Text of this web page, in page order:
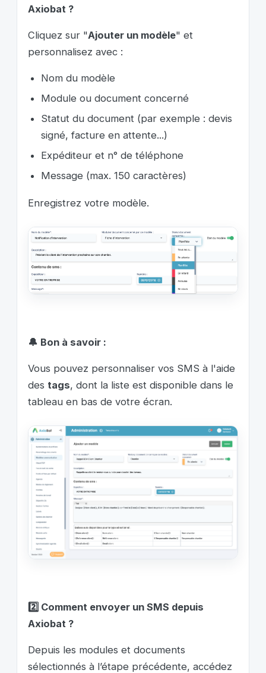
Axiobat ?
Cliquez sur "Ajouter un modèle" et
personnalisez avec :
Nom du modèle
Module ou document concerné
Statut du document (par exemple : devis
signé, facture en attente...)
Expéditeur et n° de téléphone
Message (max. 150 caractères)
Enregistrez votre modèle.
🔔 Bon à savoir :
Vous pouvez personnaliser vos SMS à l'aide
des tags, dont la liste est disponible dans le
tableau en bas de votre écran.
2️⃣ Comment envoyer un SMS depuis
Axiobat ?
Depuis les modules et documents
sélectionnés à l’étape précédente, accédez